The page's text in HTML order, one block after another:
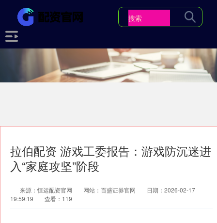
拉伯配资 游戏工委报告：游戏防沉迷进
入“家庭攻坚”阶段
来源：恒运配资官网 网站：百盛证券官网
日期：2026-02-17
19:59:19
查看：119